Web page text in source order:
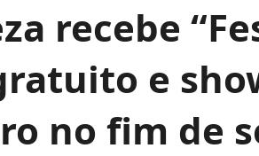
recebe
e
no fim de